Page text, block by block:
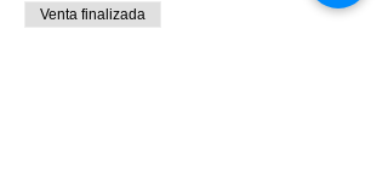
Venta finalizada